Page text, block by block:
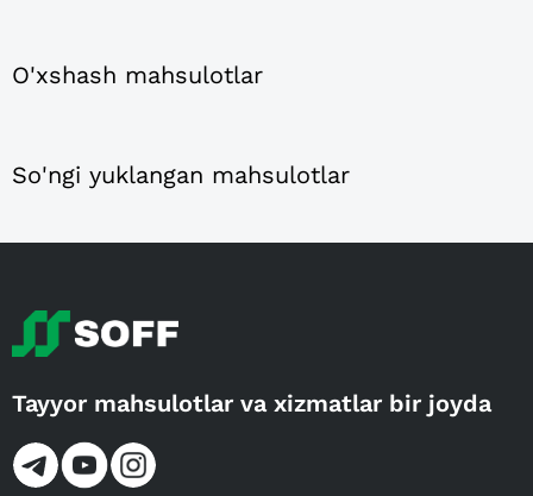
O'xshash mahsulotlar
So'ngi yuklangan mahsulotlar
Tayyor mahsulotlar va xizmatlar bir joyda